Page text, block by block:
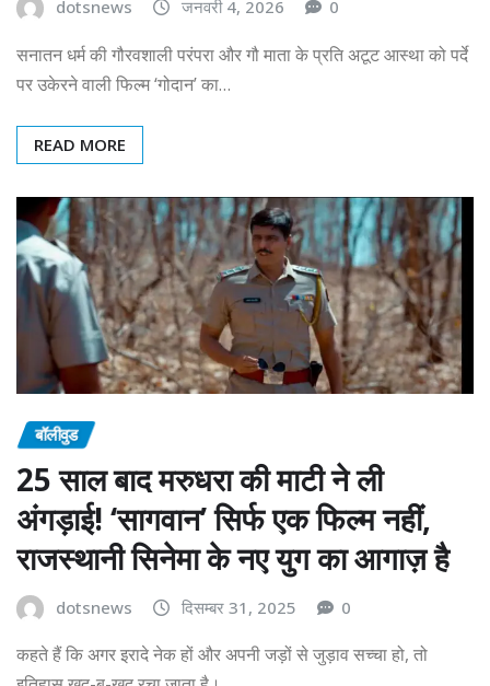
dotsnews जनवरी 4, 2026 0
सनातन धर्म की गौरवशाली परंपरा और गौ माता के प्रति अटूट आस्था को पर्दे
पर उकेरने वाली फिल्म ‘गोदान’ का…
READ MORE
बॉलीवुड
25 साल बाद मरुधरा की माटी ने ली
अंगड़ाई! ‘सागवान’ सिर्फ एक फिल्म नहीं,
राजस्थानी सिनेमा के नए युग का आगाज़ है
dotsnews दिसम्बर 31, 2025 0
कहते हैं कि अगर इरादे नेक हों और अपनी जड़ों से जुड़ाव सच्चा हो, तो